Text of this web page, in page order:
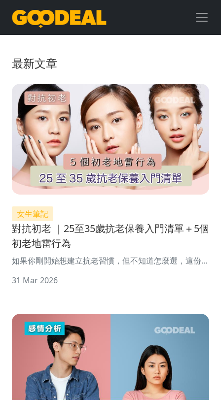
GOODEAL
早
早
鳥
最新文章
女生筆記
對抗初老 ｜25至35歲抗老保養入門清單＋5個
初老地雷行為
如果你剛開始想建立抗老習慣，但不知道怎麼選，這份簡
31 Mar 2026